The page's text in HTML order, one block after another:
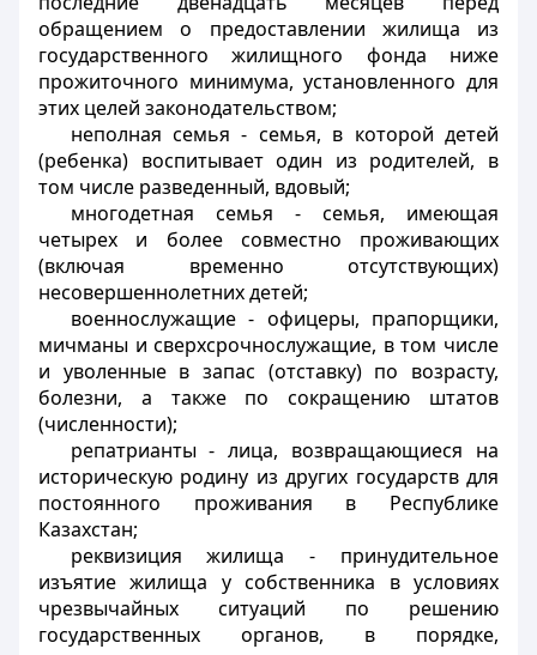
обращением о предоставлении жилища из
государственного жилищного фонда ниже
прожиточного минимума, установленного для
этих целей законодательством;
неполная семья - семья, в которой детей
(ребенка) воспитывает один из родителей, в
том числе разведенный, вдовый;
многодетная семья - семья, имеющая
четырех и более совместно проживающих
(включая временно отсутствующих)
несовершеннолетних детей;
военнослужащие- офицеры, прапорщики,
мичманы и сверхсрочнослужащие, в том числе
и уволенные в запас (отставку) по возрасту,
болезни, а также по сокращению штатов
(численности);
репатрианты- лица, возвращающиеся на
историческую родину из других государств для
постоянного проживания в Республике
Казахстан;
реквизиция жилища - принудительное
изъятие жилища у собственника в условиях
чрезвычайных ситуаций по решению
государственных органов, в порядке,